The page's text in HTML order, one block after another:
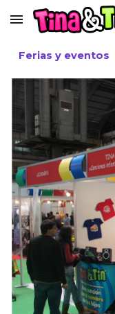
Skip to main content
Ferias y eventos